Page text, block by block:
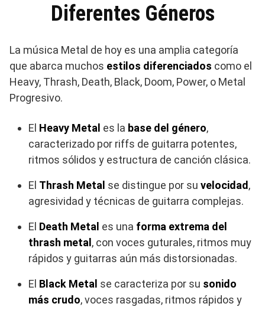
Diferentes Géneros
La música Metal de hoy es una amplia categoría
que abarca muchos estilos diferenciados como el
Heavy, Thrash, Death, Black, Doom, Power, o Metal
Progresivo.
El Heavy Metal es la base del género,
caracterizado por riffs de guitarra potentes,
ritmos sólidos y estructura de canción clásica.
El Thrash Metal se distingue por su velocidad ,
agresividad y técnicas de guitarra complejas.
El Death Metal es una forma extrema del
thrash metal , con voces guturales, ritmos muy
rápidos y guitarras aún más distorsionadas.
El Black Metal se caracteriza por su sonido
más crudo, voces rasgadas, ritmos rápidos y